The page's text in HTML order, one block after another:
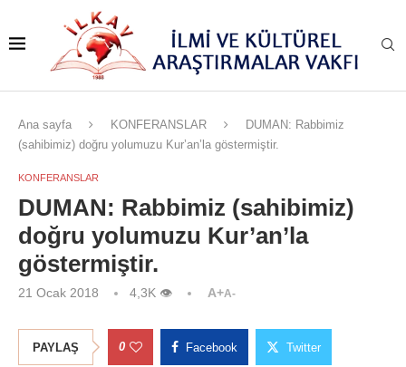
Ana sayfa KONFERANSLAR
DUMAN: Rabbimiz
(sahibimiz) doğru yolumuzu Kur’an’la göstermiştir.
KONFERANSLAR
DUMAN: Rabbimiz (sahibimiz)
doğru yolumuzu Kur’an’la
göstermiştir.
21 Ocak 2018 4,3K 👁 A+A-
PAYLAŞ 0 Facebook Twitter